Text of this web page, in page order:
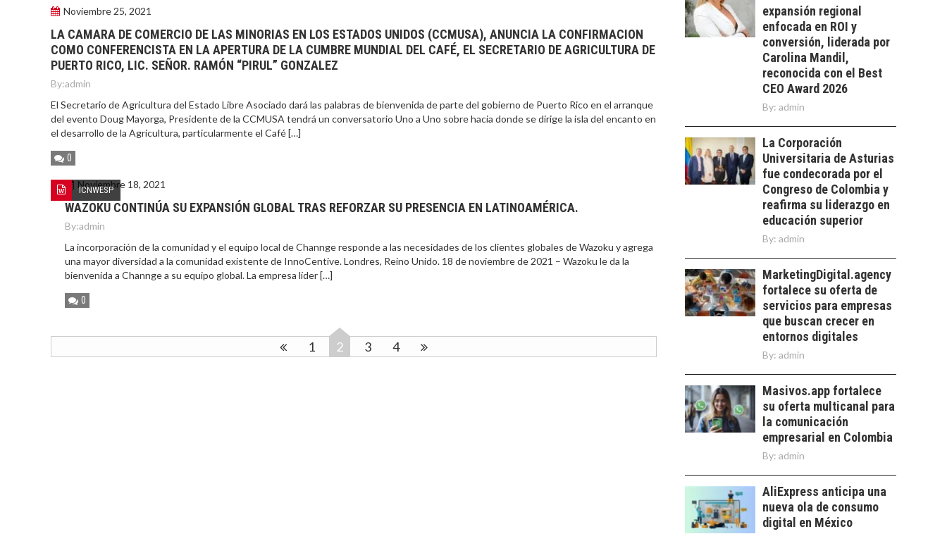
Noviembre 25, 2021
LA CAMARA DE COMERCIO DE LAS MINORIAS EN LOS ESTADOS UNIDOS (CCMUSA), ANUNCIA LA CONFIRMACION
COMO CONFERENCISTA EN LA APERTURA DE LA CUMBRE MUNDIAL DEL CAFÉ, EL SECRETARIO DE AGRICULTURA DE
PUERTO RICO, LIC. SEÑOR. RAMÓN “PIRUL” GONZALEZ
By:admin
El Secretario de Agricultura del Estado Libre Asociado dará las palabras de bienvenida de parte del gobierno de Puerto Rico en el arranque
del evento Doug Mayorga, Presidente de la CCMUSA tendrá un conversatorio Uno a Uno sobre hacia donde se dirige la isla del encanto en
el desarrollo de la Agricultura, particularmente el Café […]
0
ICNWESP
Noviembre 18, 2021
WAZOKU CONTINÚA SU EXPANSIÓN GLOBAL TRAS REFORZAR SU PRESENCIA EN LATINOAMÉRICA.
By:admin
La incorporación de la comunidad y el equipo local de Channge responde a las necesidades de los clientes globales de Wazoku y agrega
una mayor diversidad a la comunidad existente de InnoCentive. Londres, Reino Unido. 18 de noviembre de 2021 – Wazoku le da la
bienvenida a Channge a su equipo global. La empresa líder […]
0
1 2 3 4
recursos humanos en
las empresas…
PARA PYMES EN
CHILE:
ALTERNATIVAS MÁS
ALLÁ DEL CRÉDITO
BANCARIO
Financiamiento para
pymes en Chile:
trascienden el
crédito…
EL CRECIMIENTO DE
LOS SERVICIOS
DIGITALES
EXPORTADOS DESDE
CHILE
El auge de las
exportaciones de
servicios digitales en
Chile:…
TURISMO EN EL
DESIERTO DE
ATACAMA:
OPORTUNIDADES
PARA EL
DESARROLLO LOCAL
El Desierto de
Atacama: Motor
Estratégico para el
expansión regional
enfocada en ROI y
conversión, liderada por
Carolina Mandil,
reconocida con el Best
CEO Award 2026
By: admin
La Corporación
Universitaria de Asturias
fue condecorada por el
Congreso de Colombia y
reafirma su liderazgo en
educación superior
By: admin
MarketingDigital.agency
fortalece su oferta de
servicios para empresas
que buscan crecer en
entornos digitales
By: admin
Masivos.app fortalece
su oferta multicanal para
la comunicación
empresarial en Colombia
By: admin
AliExpress anticipa una
nueva ola de consumo
digital en México